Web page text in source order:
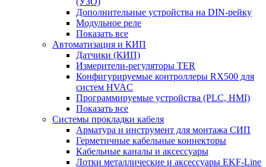
Дополнительные устройства на DIN-рейку
Модульное реле
Показать все
Автоматизация и КИП
Датчики (КИП)
Измерители-регуляторы TER
Конфигурируемые контроллеры RX500 для
систем HVAC
Программируемые устройства (PLC, HMI)
Показать все
Системы прокладки кабеля
Арматура и инструмент для монтажа СИП
Герметичные кабельные коннекторы
Кабельные каналы и аксессуары
Лотки металлические и аксессуары EKF-Line